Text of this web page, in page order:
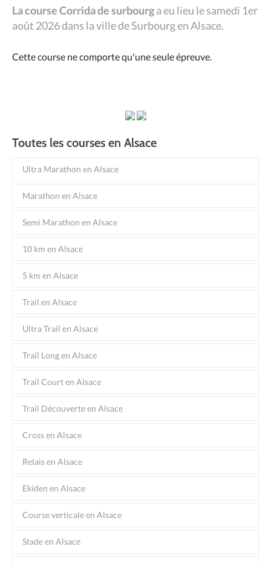
La course Corrida de surbourga eu lieu le samedi 1er
août 2026 dans la ville de Surbourg en Alsace.
Cette course ne comporte qu'une seule épreuve.
Toutes les courses en Alsace
Ultra Marathon en Alsace
Marathon en Alsace
Semi Marathon en Alsace
10 km en Alsace
5 km en Alsace
Trail en Alsace
Ultra Trail en Alsace
Trail Long en Alsace
Trail Court en Alsace
Trail Découverte en Alsace
Cross en Alsace
Relais en Alsace
Ekiden en Alsace
Course verticale en Alsace
Stade en Alsace